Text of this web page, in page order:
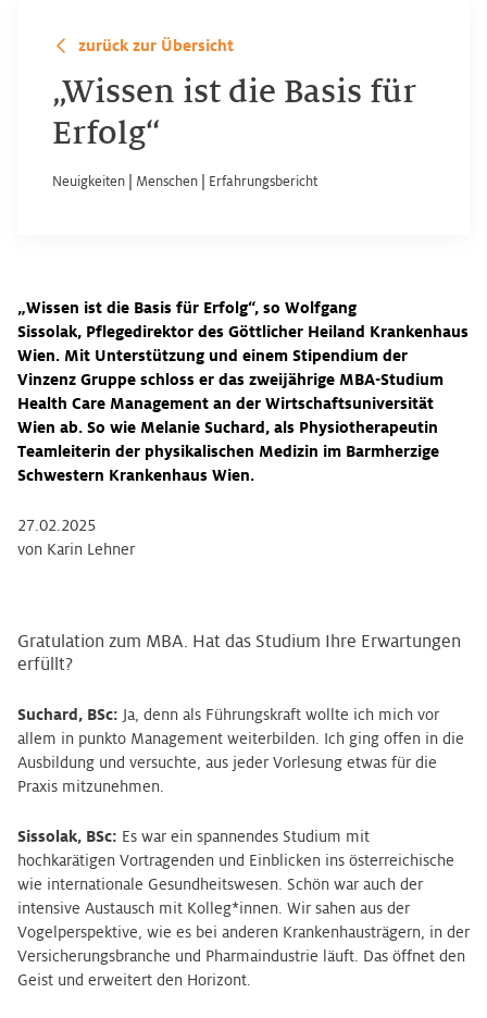
zurück zur Übersicht
„Wissen ist die Basis für
Erfolg“
Neuigkeiten Menschen Erfahrungsbericht
„Wissen ist die Basis für Erfolg“, so Wolfgang
Sissolak, Pflegedirektor des Göttlicher Heiland Krankenhaus
Wien. Mit Unterstützung und einem Stipendium der
Vinzenz Gruppe schloss er das zweijährige MBA-Studium
Health Care Management an der Wirtschaftsuniversität
Wien ab. So wie Melanie Suchard, als Physiotherapeutin
Teamleiterin der physikalischen Medizin im Barmherzige
Schwestern Krankenhaus Wien.
27.02.2025
von Karin Lehner
Gratulation zum MBA. Hat das Studium Ihre Erwartungen
erfüllt?
Suchard, BSc: Ja, denn als Führungskraft wollte ich mich vor
allem in punkto Management weiterbilden. Ich ging offen in die
Ausbildung und versuchte, aus jeder Vorlesung etwas für die
Praxis mitzunehmen.
Sissolak, BSc: Es war ein spannendes Studium mit
hochkarätigen Vortragenden und Einblicken ins österreichische
wie internationale Gesundheitswesen. Schön war auch der
intensive Austausch mit Kolleg*innen. Wir sahen aus der
Vogelperspektive, wie es bei anderen Krankenhausträgern, in der
Versicherungsbranche und Pharmaindustrie läuft. Das öffnet den
Geist und erweitert den Horizont.